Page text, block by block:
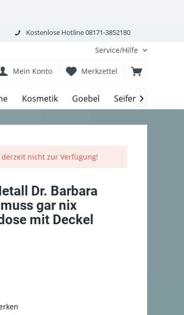
Kostenlose Hotline 08171-3852180
Service/Hilfe
Merkzettel
Mein Konto
Kosmetik Goebel Seifen-
nicht zur Verfügung!
Dr. Barbara
gar nix
mit Deckel